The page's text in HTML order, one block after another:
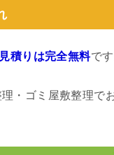
積りは完全無料です
・ゴミ屋敷整理で